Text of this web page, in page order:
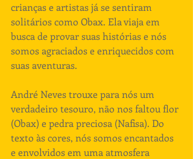
crianças e artistas já se sentiram
solitários como Obax. Ela viaja em
busca de provar suas histórias e nós
somos agraciados e enriquecidos com
suas aventuras.
André Neves trouxe para nós um
verdadeiro tesouro, não nos faltou flor
(Obax) e pedra preciosa (Nafisa). Do
texto às cores, nós somos encantados
e envolvidos em uma atmosfera